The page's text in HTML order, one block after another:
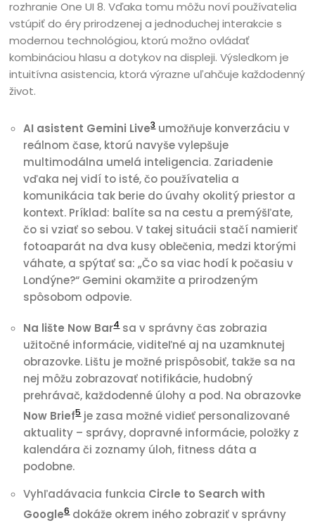
rozhranie One UI 8. Vďaka tomu môžu noví používatelia
vstúpiť do éry prirodzenej a jednoduchej interakcie s
modernou technológiou, ktorú možno ovládať
kombináciou hlasu a dotykov na displeji. Výsledkom je
intuitívna asistencia, ktorá výrazne uľahčuje každodenný
život.
AI asistent Gemini Live3umožňuje konverzáciu v
reálnom čase, ktorú navyše vylepšuje
multimodálna umelá inteligencia. Zariadenie
vďaka nej vidí to isté, čo používatelia a
komunikácia tak berie do úvahy okolitý priestor a
kontext. Príklad: balíte sa na cestu a premýšľate,
čo si vziať so sebou. V takej situácii stačí namieriť
fotoaparát na dva kusy oblečenia, medzi ktorými
váhate, a spýtať sa: „Čo sa viac hodí k počasiu v
Londýne?“ Gemini okamžite a prirodzeným
spôsobom odpovie.
Na lište Now Bar4 sa v správny čas zobrazia
užitočné informácie, viditeľné aj na uzamknutej
obrazovke. Lištu je možné prispôsobiť, takže sa na
nej môžu zobrazovať notifikácie, hudobný
prehrávač, každodenné úlohy a pod. Na obrazovke
Now Brief5je zasa možné vidieť personalizované
aktuality – správy, dopravné informácie, položky z
kalendára či zoznamy úloh, fitness dáta a
podobne.
Vyhľadávacia funkcia Circle to Search with
Google6dokáže okrem iného zobraziť v správny